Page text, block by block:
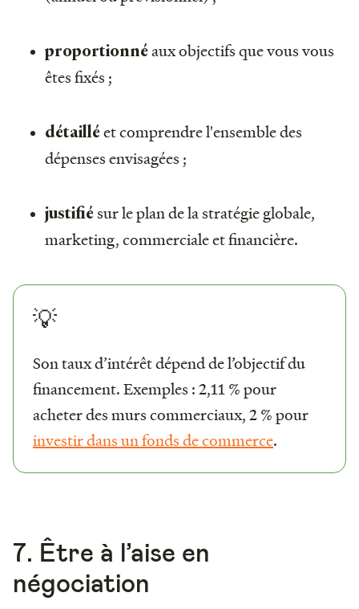
proportionnéaux objectifs que vous vous
êtes fixés ;
détailléet comprendre l'ensemble des
dépenses envisagées ;
justifiésur le plan de la stratégie globale,
marketing, commerciale et financière.
💡
Son taux d’intérêt dépend de l’objectif du
financement. Exemples : 2,11 % pour
acheter des murs commerciaux, 2 % pour
investir dans un fonds de commerce.
7. Être à l’aise en
négociation